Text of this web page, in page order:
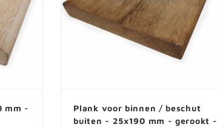
mm -
Plank voor binnen / beschut
buiten - 25x190 mm - gerookt -